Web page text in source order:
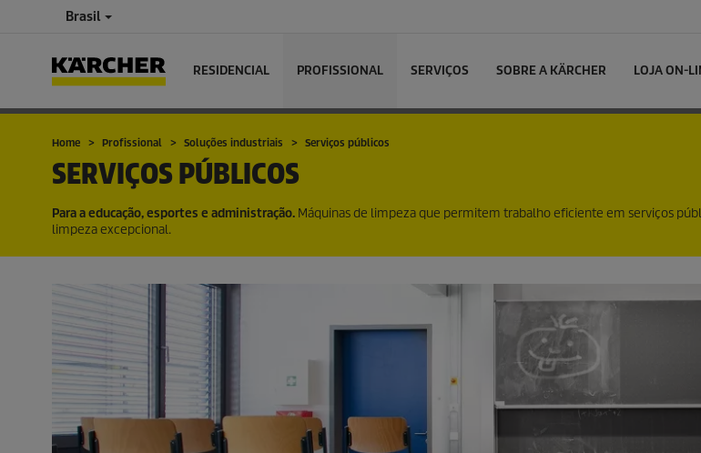
Brasil
RESIDENCIAL PROFISSIONAL SERVIÇOS SOBRE A KÄRCHER LOJA ON-
Home Profissional Soluções industriais Serviços públicos
SERVIÇOS PÚBLICOS
Para a educação, esportes e administração. Máquinas de limpeza que permitem trabalho eficiente em serviços
limpeza excepcional.